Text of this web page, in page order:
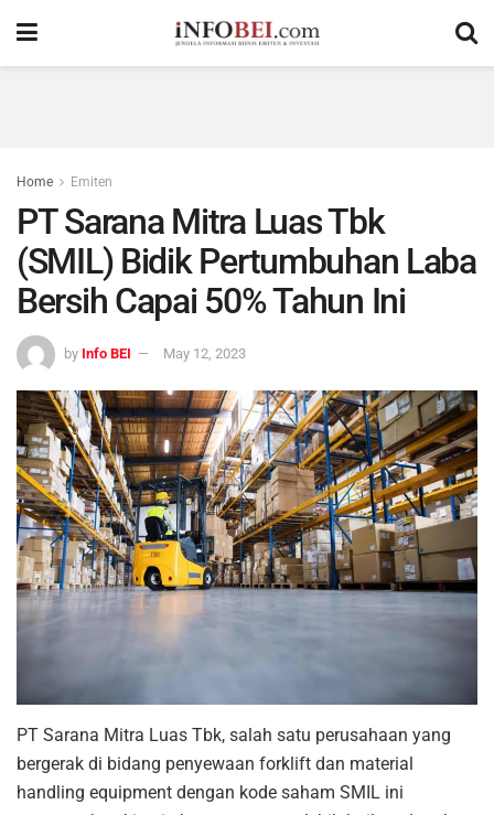
Home Emiten
PT Sarana Mitra Luas Tbk
(SMIL) Bidik Pertumbuhan Laba
Bersih Capai 50% Tahun Ini
by Info BEI May 12, 2023
PT Sarana Mitra Luas Tbk, salah satu perusahaan yang
bergerak di bidang penyewaan forklift dan material
handling equipment dengan kode saham SMIL ini